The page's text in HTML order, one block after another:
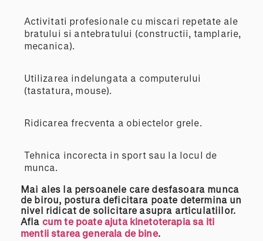
Activitati profesionale cu miscari repetate ale
bratului si antebratului (constructii, tamplarie,
mecanica).
Utilizarea indelungata a computerului
(tastatura, mouse).
Ridicarea frecventa a obiectelor grele.
Tehnica incorecta in sport sau la locul de
munca.
Mai ales la persoanele care desfasoara munca
de birou, postura deficitara poate determina un
nivel ridicat de solicitare asupra articulatiilor.
Afla cum te poate ajuta kinetoterapia sa iti
mentii starea generala de bine.